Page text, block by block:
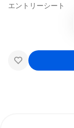
エントリーシート